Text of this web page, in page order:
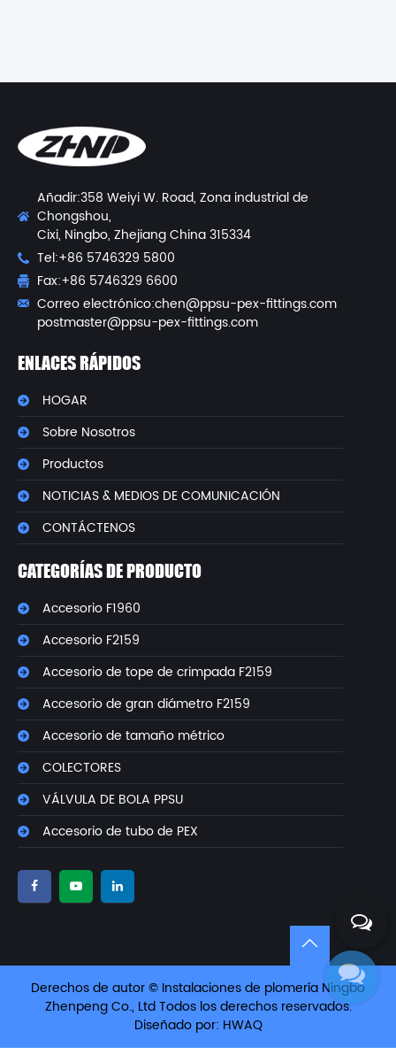
Añadir:358 Weiyi W. Road, Zona industrial de
Chongshou,
Cixi, Ningbo, Zhejiang China 315334
Tel:+86 5746329 5800
Fax:+86 5746329 6600
Correo electrónico:chen@ppsu-pex-fittings.com
postmaster@ppsu-pex-fittings.com
ENLACES RÁPIDOS
HOGAR
Sobre Nosotros
Productos
NOTICIAS & MEDIOS DE COMUNICACIÓN
CONTÁCTENOS
CATEGORÍAS DE PRODUCTO
Accesorio F1960
Accesorio F2159
Accesorio de tope de crimpada F2159
Accesorio de gran diámetro F2159
Accesorio de tamaño métrico
COLECTORES
VÁLVULA DE BOLA PPSU
Accesorio de tubo de PEX
Derechos de autor © Instalaciones de plomería Ningbo
Zhenpeng Co., Ltd Todos los derechos reservados.
Diseñado por: HWAQ